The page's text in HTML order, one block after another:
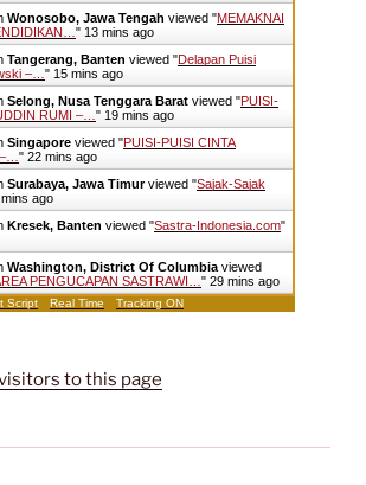
Wonosobo, Jawa Tengah viewed "MEMAKNAI
" 13 mins ago
Tangerang, Banten viewed "Delapan Puisi
–… " 15 mins ago
Selong, Nusa Tenggara Barat viewed "PUISI-
RUMI –… " 19 mins ago
Singapore viewed "PUISI-PUISI CINTA
" 22 mins ago
Surabaya, Jawa Timurviewed "Sajak-Sajak
ago
Kresek, Banten viewed "Sastra-Indonesia.com"
Washington, District Of Columbia viewed
PENGUCAPAN SASTRAWI… " 29 mins ago
Script Real Time Tracking ON